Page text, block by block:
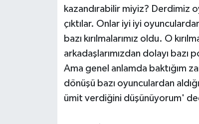
kazandırabilir miyiz? Derdimiz
çıktılar. Onlar iyi iyi
bazı kırılmalarımız oldu. O
arkadaşlarımızdan dolayı
Ama genel anlamda baktığım
dönüşü bazı oyunculardan
ümit verdiğini düşünüyorum'